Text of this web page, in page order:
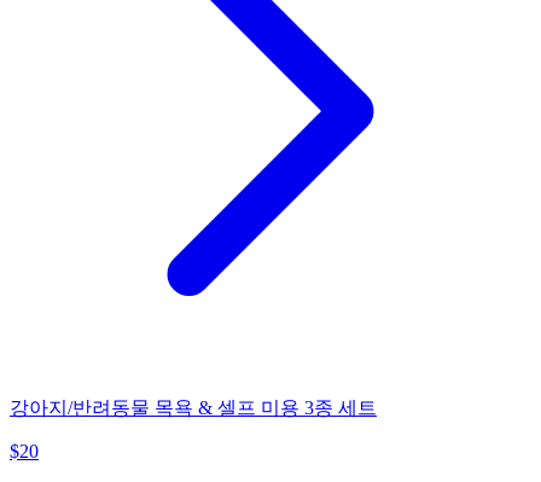
강아지/반려동물 목욕 & 셀프 미용 3종 세트
$20